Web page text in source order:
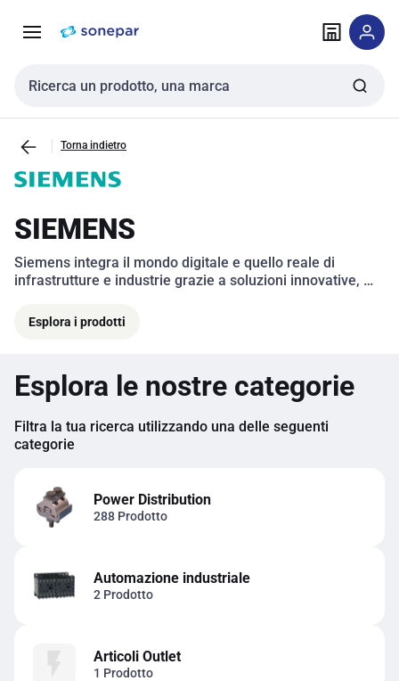
navigazione alla
Cerca input
Torna indietro
SIEMENS
Siemens integra il mondo digitale e quello reale di
infrastrutture e industrie grazie a soluzioni innovative,
Esplora i prodotti
Esplora le nostre categorie
Filtra la tua ricerca utilizzando una delle seguenti
categorie
Power Distribution
288 Prodotto
Automazione industriale
2 Prodotto
Articoli Outlet
1 Prodotto